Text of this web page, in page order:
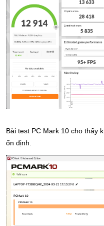
Bài test PC Mark 10 cho thấy
ổn định.